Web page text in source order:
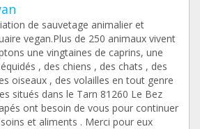
de sauvetage animalier et
vegan.Plus de 250 animaux vivent
une vingtaines de caprins, une
, des chiens , des chats , des
oiseaux , des volailles en tout genre
situés dans le Tarn 81260 Le Bez
ont besoin de vous pour continuer
et aliments . Merci pour eux